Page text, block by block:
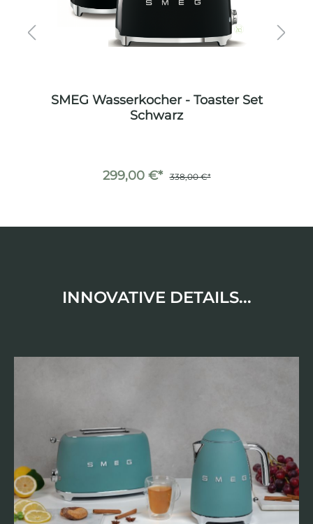
SMEG Wasserkocher - Toaster Set
Schwarz
299,00 €* 338,00 €*
INNOVATIVE DETAILS...